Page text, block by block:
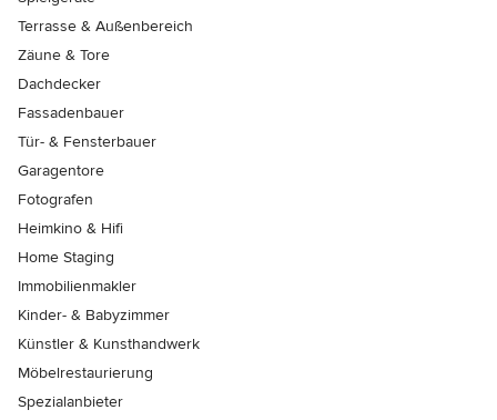
Terrasse & Außenbereich
Zäune & Tore
Dachdecker
Fassadenbauer
Tür- & Fensterbauer
Garagentore
Fotografen
Heimkino & Hifi
Home Staging
Immobilienmakler
Kinder- & Babyzimmer
Künstler & Kunsthandwerk
Möbelrestaurierung
Spezialanbieter